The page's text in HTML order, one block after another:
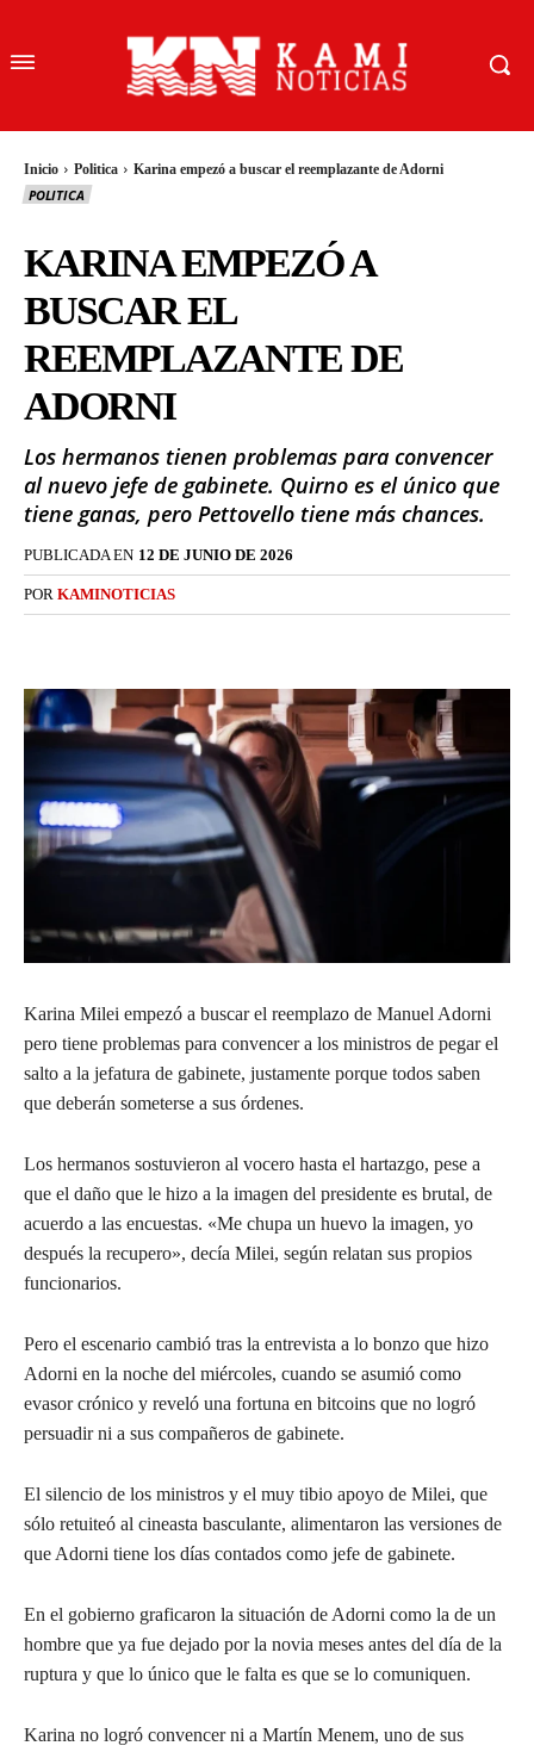
Inicio Politica Karina empezó a buscar el reemplazante de Adorni
POLITICA
KARINA EMPEZÓ A
BUSCAR EL
REEMPLAZANTE DE
ADORNI
Los hermanos tienen problemas para convencer
al nuevo jefe de gabinete. Quirno es el único que
tiene ganas, pero Pettovello tiene más chances.
PUBLICADA EN 12 DE JUNIO DE 2026
POR KAMINOTICIAS
Karina Milei empezó a buscar el reemplazo de Manuel Adorni
pero tiene problemas para convencer a los ministros de pegar el
salto a la jefatura de gabinete, justamente porque todos saben
que deberán someterse a sus órdenes.
Los hermanos sostuvieron al vocero hasta el hartazgo, pese a
que el daño que le hizo a la imagen del presidente es brutal, de
acuerdo a las encuestas. «Me chupa un huevo la imagen, yo
después la recupero», decía Milei, según relatan sus propios
funcionarios.
Pero el escenario cambió tras la entrevista a lo bonzo que hizo
Adorni en la noche del miércoles, cuando se asumió como
evasor crónico y reveló una fortuna en bitcoins que no logró
persuadir ni a sus compañeros de gabinete.
El silencio de los ministros y el muy tibio apoyo de Milei, que
sólo retuiteó al cineasta basculante, alimentaron las versiones de
que Adorni tiene los días contados como jefe de gabinete.
En el gobierno graficaron la situación de Adorni como la de un
hombre que ya fue dejado por la novia meses antes del día de la
ruptura y que lo único que le falta es que se lo comuniquen.
Karina no logró convencer ni a Martín Menem, uno de sus